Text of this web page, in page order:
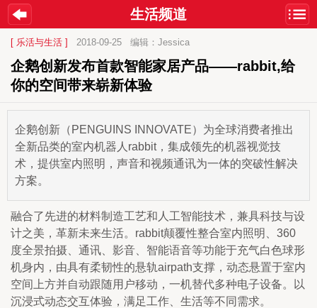
生活频道
[ 乐活与生活 ] 2018-09-25 编辑：Jessica
企鹅创新发布首款智能家居产品——rabbit,给
你的空间带来崭新体验
企鹅创新（PENGUINS INNOVATE）为全球消费者推出
全新品类的室内机器人rabbit，集成领先的机器视觉技
术，提供室内照明，声音和视频通讯为一体的突破性解决
方案。
融合了先进的材料制造工艺和人工智能技术，兼具科技与设
计之美，革新未来生活。rabbit颠覆性整合室内照明、360
度全景拍摄、通讯、影音、智能语音等功能于充气白色球形
机身内，由具有柔韧性的悬轨airpath支撑，动态悬置于室内
空间上方并自动跟随用户移动，一机替代多种电子设备。以
沉浸式动态交互体验，满足工作、生活等不同需求。